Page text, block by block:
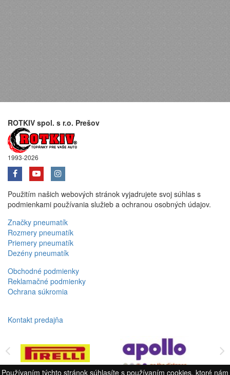
ROTKIV spol. s r.o. Prešov
1993-2026
Použitím našich webových stránok vyjadrujete svoj súhlas s
podmienkami používania služieb a ochranou osobných údajov.
Značky pneumatík
Rozmery pneumatík
Priemery pneumatík
Dezény pneumatík
Obchodné podmienky
Reklamačné podmienky
Ochrana súkromia
Kontakt predajňa
Používaním týchto stránok súhlasíte s používaním cookies, ktoré nám